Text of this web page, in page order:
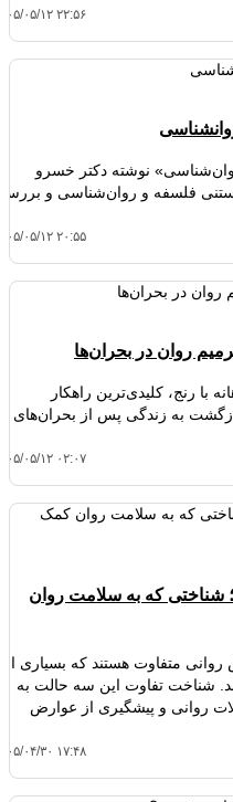
۱۴۰۵/۰۵/۱۲
نوشته دکتر خسرو
فلسفه و روان‌شناسی و
۱۴۰۵/۰۵/۱۲
روان در بحران‌ها
با رنج، کلیدی‌ترین راهکار
به زندگی پس از بحران‌های
۱۴۰۵/۰۵/۱۲
که به سلامت روان
متفاوت هستند که بسیاری از
شناخت تفاوت این سه حالت به
روانی و پیشگیری از عوارض
۱۴۰۵/۰۴/۳۰